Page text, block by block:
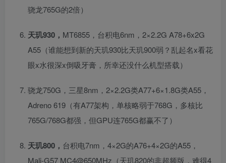
骁龙765G的2倍）
天玑930， MT6855，台积电6nm，2×2.2G A78+6x2G
A55（谁能想到新的天玑930比天玑900弱？乱起名x看花
眼x水很深x倒吸牙膏，所幸还没什么机型搭载）
骁龙750G，三星8nm，2×2.2G类A77+6×1.8G类A55，
Adreno 619（有A77架构，单核略弱于768G，多核比
765G/768G都强，但GPU连765G都赢不了）
天玑800， 台积电7nm，4×2G的A76+4×2G的A55，
Mali-G57 MC4@650MHz（天玑820的非超频版，难得4